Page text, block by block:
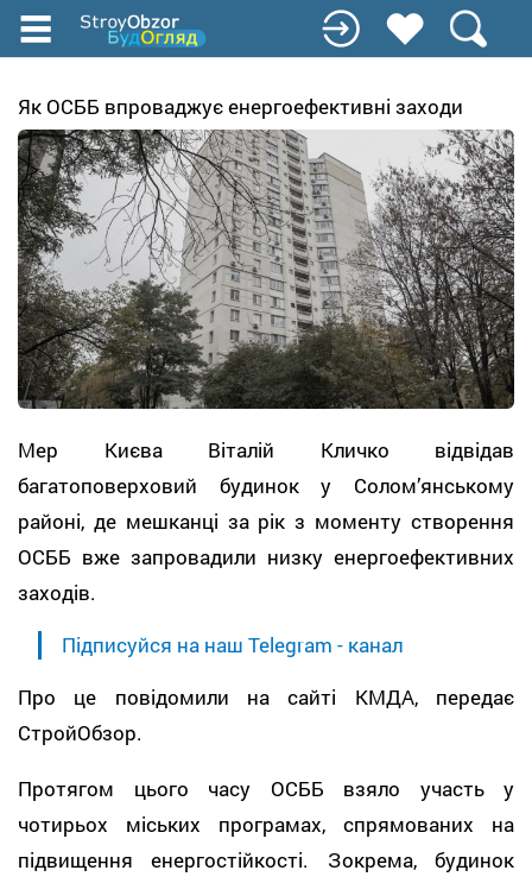
Перейти
до
вмісту
Як ОСББ впроваджує енергоефективні заходи
Мер Києва Віталій Кличко відвідав
багатоповерховий будинок у Солом’янському
районі, де мешканці за рік з моменту створення
ОСББ вже запровадили низку енергоефективних
заходів.
Підписуйся на наш Telegram - канал
Про це повідомили на сайті КМДА, передає
СтройОбзор.
Протягом цього часу ОСББ взяло участь у
чотирьох міських програмах, спрямованих на
підвищення енергостійкості. Зокрема, будинок